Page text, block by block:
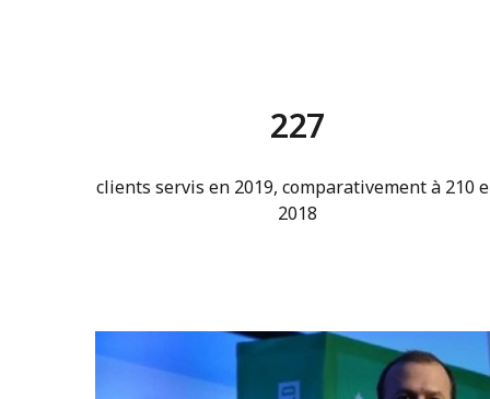
227
clients servis en 2019, comparativement à 210
2018